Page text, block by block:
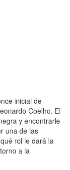
inicial de
Coelho. El
y encontrarle
una de las
rol le dará la
a la